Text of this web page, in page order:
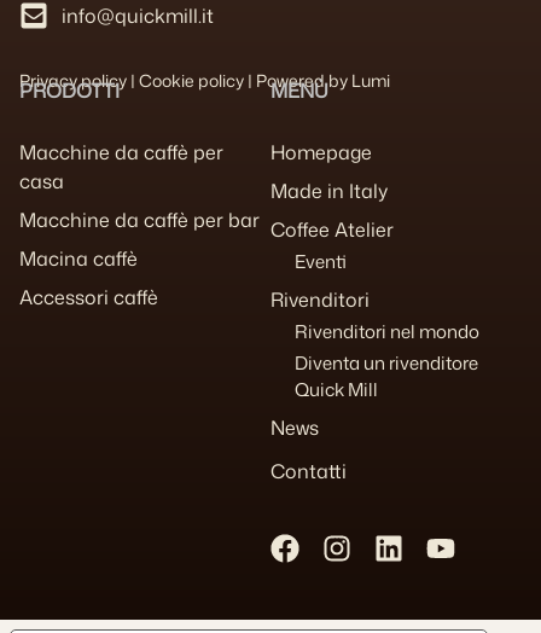
info@quickmill.it
Privacy policy | Cookie policy | Powered by Lumi
PRODOTTI
Macchine da caffè per
casa
Macchine da caffè per bar
Macina caffè
Accessori caffè
MENÙ
Homepage
Made in Italy
Coffee Atelier
Eventi
Rivenditori
Rivenditori nel mondo
Diventa un rivenditore
Quick Mill
News
Contatti